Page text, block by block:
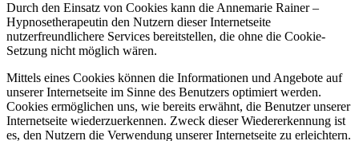
Durch den Einsatz von Cookies kann die Annemarie Rainer –
Hypnosetherapeutin den Nutzern dieser Internetseite
nutzerfreundlichere Services bereitstellen, die ohne die Cookie-
Setzung nicht möglich wären.
Mittels eines Cookies können die Informationen und Angebote auf
unserer Internetseite im Sinne des Benutzers optimiert werden.
Cookies ermöglichen uns, wie bereits erwähnt, die Benutzer unserer
Internetseite wiederzuerkennen. Zweck dieser Wiedererkennung ist
es, den Nutzern die Verwendung unserer Internetseite zu erleichtern.